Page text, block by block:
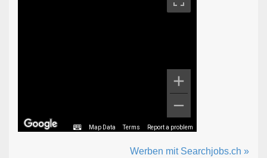
Map Data Terms Report a problem
Werben mit Searchjobs.ch »